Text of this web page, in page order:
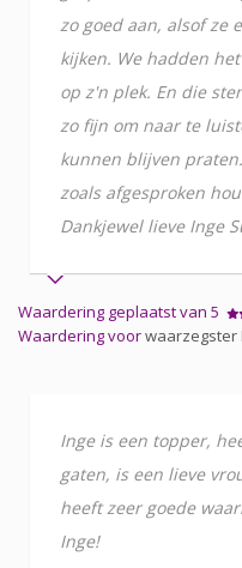
zo goed aan, alsof ze
kijken. We hadden
op z'n plek. En die
zo fijn om naar te
kunnen blijven
zoals afgesproken
Dankjewel lieve Inge
Waardering geplaatst van 5
Waardering voorwaarzegster
Inge is een topper,
gaten, is een lieve
heeft zeer goede
Inge!